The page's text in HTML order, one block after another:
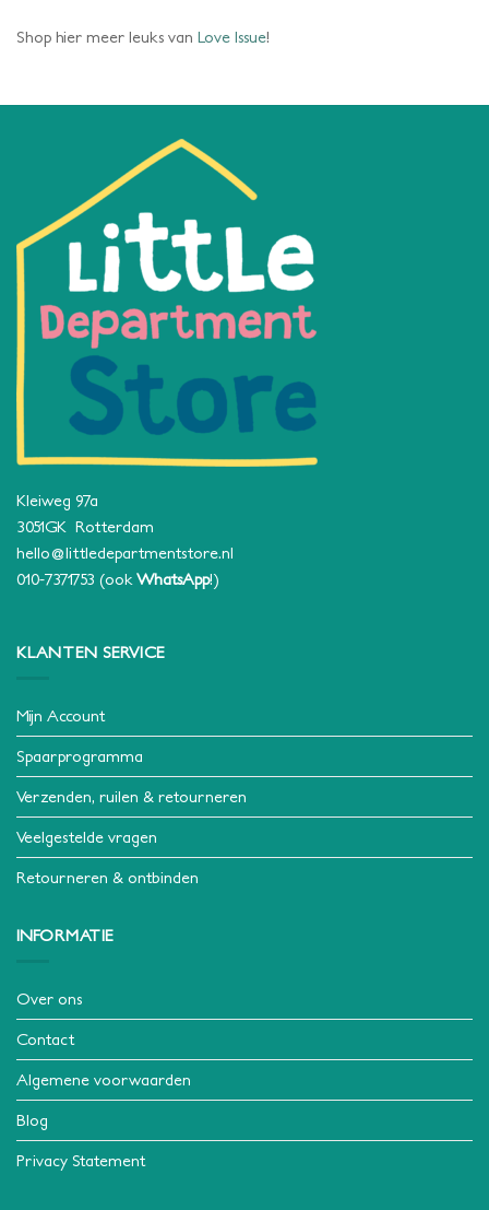
Shop hier meer leuks van Love Issue!
Kleiweg 97a
3051GK Rotterdam
hello@littledepartmentstore.nl
010-7371753 (ook WhatsApp!)
KLANTEN SERVICE
Mijn Account
Spaarprogramma
Verzenden, ruilen & retourneren
Veelgestelde vragen
Retourneren & ontbinden
INFORMATIE
Over ons
Contact
Algemene voorwaarden
Blog
Privacy Statement